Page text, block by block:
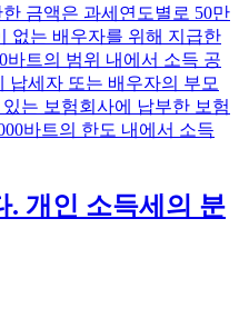
금액은 과세연도별로 50만
없는 배우자를 위해 지급한
바트의 범위 내에서 소득 공
납세자 또는 배우자의 부모
는 보험회사에 납부한 보험
바트의 한도 내에서 소득
. 개인 소득세의 분